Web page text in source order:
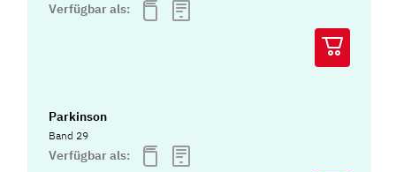
Verfügbar als:
Parkinson
Band 29
Verfügbar als: